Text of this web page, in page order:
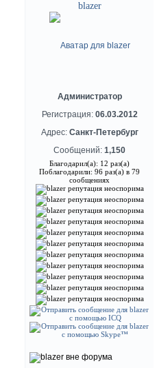
blazer
Администратор
Регистрация: 06.03.2012
Адрес: Санкт-Петербург
Сообщений: 1,150
Благодарил(а): 12 раз(а)
Поблагодарили: 96 раз(а) в 79
сообщениях